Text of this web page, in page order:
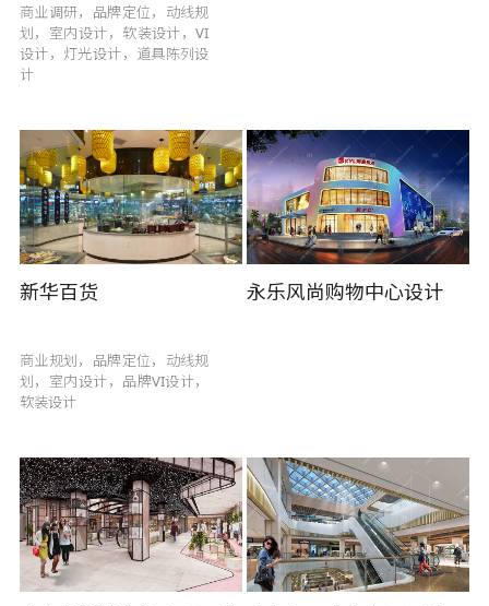
商业调研，品牌定位，动线规
划，室内设计，软装设计，VI
设计，灯光设计，道具陈列设
计
新华百货
商业规划，品牌定位，动线规
划，室内设计，品牌VI设计，
软装设计
永乐风尚购物中心设计